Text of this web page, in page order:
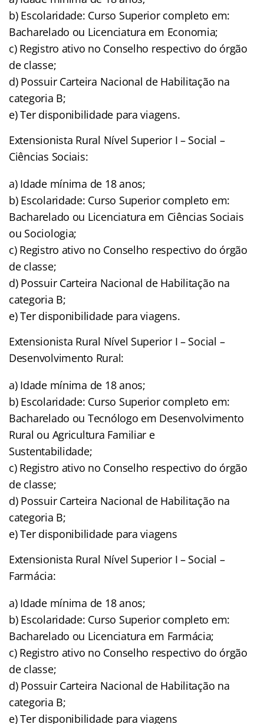
b) Escolaridade: Curso Superior completo em:
Bacharelado ou Licenciatura em Economia;
c) Registro ativo no Conselho respectivo do órgão
de classe;
d) Possuir Carteira Nacional de Habilitação na
categoria B;
e) Ter disponibilidade para viagens.
Extensionista Rural Nível Superior I – Social –
Ciências Sociais:
a) Idade mínima de 18 anos;
b) Escolaridade: Curso Superior completo em:
Bacharelado ou Licenciatura em Ciências Sociais
ou Sociologia;
c) Registro ativo no Conselho respectivo do órgão
de classe;
d) Possuir Carteira Nacional de Habilitação na
categoria B;
e) Ter disponibilidade para viagens.
Extensionista Rural Nível Superior I – Social –
Desenvolvimento Rural:
a) Idade mínima de 18 anos;
b) Escolaridade: Curso Superior completo em:
Bacharelado ou Tecnólogo em Desenvolvimento
Rural ou Agricultura Familiar e
Sustentabilidade;
c) Registro ativo no Conselho respectivo do órgão
de classe;
d) Possuir Carteira Nacional de Habilitação na
categoria B;
e) Ter disponibilidade para viagens
Extensionista Rural Nível Superior I – Social –
Farmácia:
a) Idade mínima de 18 anos;
b) Escolaridade: Curso Superior completo em:
Bacharelado ou Licenciatura em Farmácia;
c) Registro ativo no Conselho respectivo do órgão
de classe;
d) Possuir Carteira Nacional de Habilitação na
categoria B;
e) Ter disponibilidade para viagens